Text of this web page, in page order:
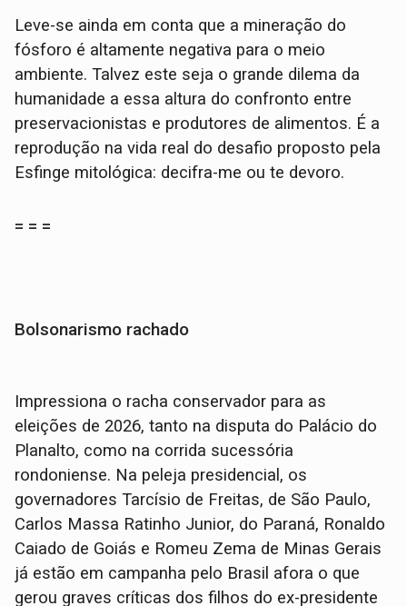
Leve-se ainda em conta que a mineração do
fósforo é altamente negativa para o meio
ambiente. Talvez este seja o grande dilema da
humanidade a essa altura do confronto entre
preservacionistas e produtores de alimentos. É a
reprodução na vida real do desafio proposto pela
Esfinge mitológica: decifra-me ou te devoro.
= = =
Bolsonarismo rachado
Impressiona o racha conservador para as
eleições de 2026, tanto na disputa do Palácio do
Planalto, como na corrida sucessória
rondoniense. Na peleja presidencial, os
governadores Tarcísio de Freitas, de São Paulo,
Carlos Massa Ratinho Junior, do Paraná, Ronaldo
Caiado de Goiás e Romeu Zema de Minas Gerais
já estão em campanha pelo Brasil afora o que
gerou graves críticas dos filhos do ex-presidente